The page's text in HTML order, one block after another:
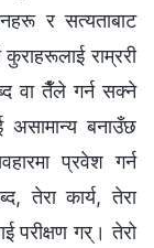
र सत्यताबाट
राम्ररी
वा तैँले गर्न सक्ने
बनाउँछ
प्रवेश गर्न
तेरा कार्य, तेरा
परीक्षण गर्। तेरो